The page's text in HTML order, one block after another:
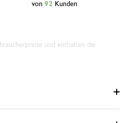
von 92 Kunden
und enthalten die